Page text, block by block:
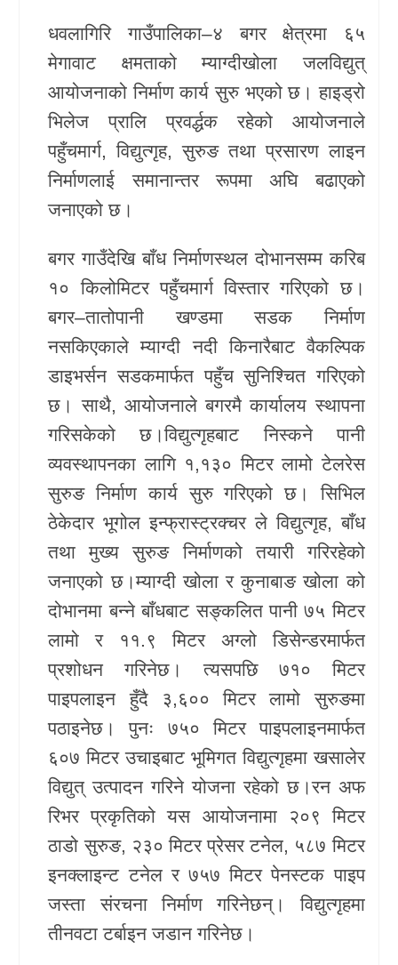
प्रविधि
स्वास्थ्य
खेलकुद
Unicode
धवलागिरि गाउँपालिका–४ बगरक्षेत्रमा ६५
मेगावाट क्षमताको म्याग्दीखोला जलविद्युत्
आयोजनाको निर्माण कार्य सुरु भएको छ।हाइड्रो
भिलेज प्रालि प्रवर्द्धक रहेको आयोजनाले
पहुँचमार्ग, विद्युत्गृह, सुरुङ तथा प्रसारण लाइन
निर्माणलाई समानान्तर रूपमा अघि बढाएको
जनाएको छ।
बगर गाउँदेखि बाँध निर्माणस्थल दोभानसम्म करिब
१० किलोमिटर पहुँचमार्ग विस्तार गरिएको छ।
बगर–तातोपानी खण्डमा सडक निर्माण
नसकिएकालेम्याग्दी नदीकिनारैबाट वैकल्पिक
डाइभर्सन सडकमार्फत पहुँच सुनिश्चित गरिएको
छ। साथै, आयोजनाले बगरमै कार्यालय स्थापना
गरिसकेको छ।विद्युत्गृहबाट निस्कने पानी
व्यवस्थापनका लागि १,१३० मिटर लामो टेलरेस
सुरुङ निर्माण कार्य सुरु गरिएको छ। सिभिल
ठेकेदारभूगोल इन्फ्रास्ट्रक्चरले विद्युत्गृह, बाँध
तथा मुख्य सुरुङ निर्माणको तयारी गरिरहेको
जनाएको छ।म्याग्दी खोलारकुनाबाङ खोला को
दोभानमा बन्ने बाँधबाट सङ्कलित पानी ७५ मिटर
लामो र ११.९ मिटर अग्लो डिसेन्डरमार्फत
प्रशोधन गरिनेछ। त्यसपछि ७१० मिटर
पाइपलाइन हुँदै ३,६०० मिटर लामो सुरुङमा
पठाइनेछ। पुनः ७५० मिटर पाइपलाइनमार्फत
६०७ मिटर उचाइबाट भूमिगत विद्युत्गृहमा खसालेर
विद्युत् उत्पादन गरिने योजना रहेको छ।रन अफ
रिभर प्रकृतिको यस आयोजनामा २०९ मिटर
ठाडो सुरुङ, २३० मिटर प्रेसर टनेल, ५८७ मिटर
इनक्लाइन्ट टनेल र ७५७ मिटर पेनस्टक पाइप
जस्ता संरचना निर्माण गरिनेछन्। विद्युत्गृहमा
तीनवटा टर्बाइन जडान गरिनेछ।